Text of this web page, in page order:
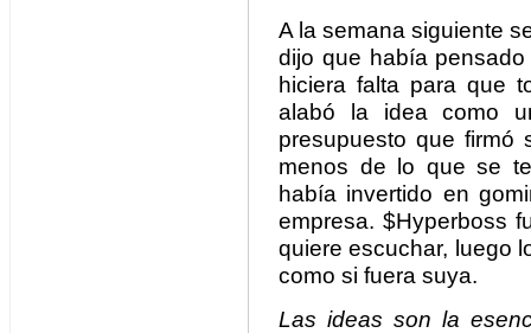
A la semana siguiente
dijo que había
hiciera falta para que
alabó la idea como
presupuesto que firmó
menos de lo que se
había invertido en
empresa. $Hyperboss
quiere escuchar, luego
como si fuera suya.
Las ideas son la